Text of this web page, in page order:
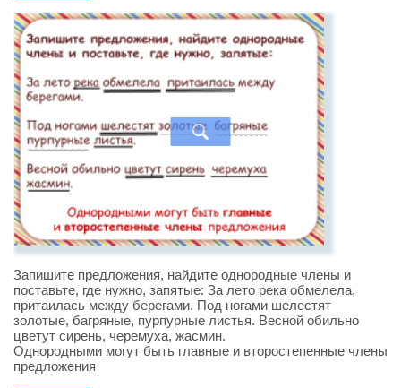
Запишите предложения, найдите однородные члены и
поставьте, где нужно, запятые: За лето река обмелела,
притаилась между берегами. Под ногами шелестят
золотые, багряные, пурпурные листья. Весной обильно
цветут сирень, черемуха, жасмин.
Однородными могут быть главные и второстепенные члены
предложения